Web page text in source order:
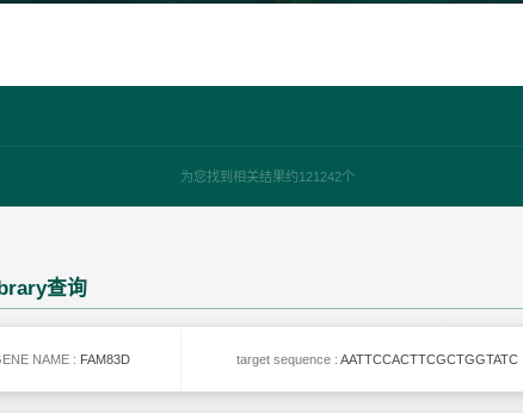
为您找到相关结果约121242个
查询
NAME : FAM83D target sequence : AATTCCACTTCGCTGGTATC